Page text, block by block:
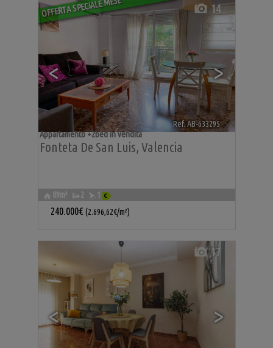
OFFERTA SPECIALE MESE
< >
14
Ref. AB-633295 🔗
Fonteta De San Luis, Valencia
Appartamento +2bed in vendita
89m² 2 1
240.000€ (2.696,62€/m²)
< >
17